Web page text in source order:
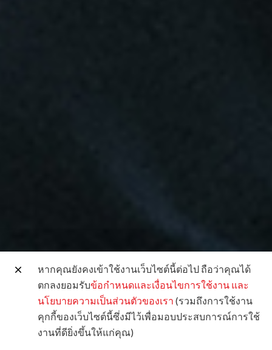
หากคุณยังคงเข้าใช้งานเว็บไซต์นี้ต่อไป ถือว่าคุณได้
ตกลงยอมรับข้อกำหนดและเงื่อนไขการใช้งาน และ
นโยบายความเป็นส่วนตัวของเรา (รวมถึงการใช้งาน
คุกกี้ของเว็บไซต์นี้ซึ่งมีไว้เพื่อมอบประสบการณ์การใช้
งานที่ดียิ่งขึ้นให้แก่คุณ)